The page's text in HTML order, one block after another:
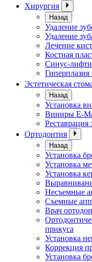
Хирургия
Назад
Удаление
Удаление
Лечение
Костная
Синус-
Эстетическая
Назад
Установка
Виниры E-
Реставрация
Ортодонтия
Назад
Установка
Установка
Установка
Несъемные
Съемные
Врач
прикуса
Установка
Коррекция
Установка